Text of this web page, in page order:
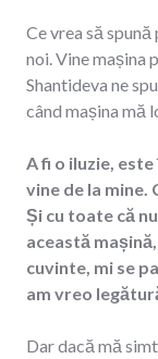
Ce vrea să
noi. Vine mașina
Shantideva ne
când mașina mă
A fi o iluzie, este
vine de la mine.
Și cu toate că
această
cuvinte, mi se
am vreo
Dar dacă mă